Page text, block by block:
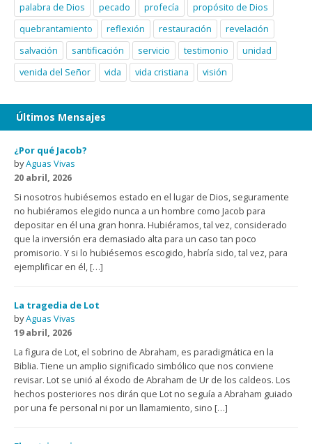
palabra de Dios
pecado profecía
propósito de Dios
quebrantamiento
reflexión restauración
revelación
salvación
santificación servicio testimonio
unidad
venida del Señor
vida vida cristiana visión
Últimos Mensajes
¿Por qué Jacob?
byAguas Vivas
20 abril, 2026
Si nosotros hubiésemos estado en el lugar de Dios, seguramente
no hubiéramos elegido nunca a un hombre como Jacob para
depositar en él una gran honra. Hubiéramos, tal vez, considerado
que la inversión era demasiado alta para un caso tan poco
promisorio. Y si lo hubiésemos escogido, habría sido, tal vez, para
ejemplificar en él, […]
La tragedia de Lot
byAguas Vivas
19 abril, 2026
La figura de Lot, el sobrino de Abraham, es paradigmática en la
Biblia. Tiene un amplio significado simbólico que nos conviene
revisar. Lot se unió al éxodo de Abraham de Ur de los caldeos. Los
hechos posteriores nos dirán que Lot no seguía a Abraham guiado
por una fe personal ni por un llamamiento, sino […]